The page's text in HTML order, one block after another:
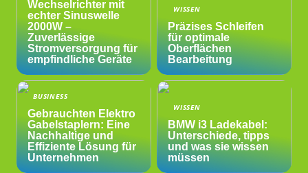
Wechselrichter mit
echter Sinuswelle
2000W –
Zuverlässige
Stromversorgung für
empfindliche Geräte
WISSEN
Präzises Schleifen
für optimale
Oberflächen
Bearbeitung
BUSINESS
Gebrauchten Elektro
Gabelstaplern: Eine
Nachhaltige und
Effiziente Lösung für
Unternehmen
WISSEN
BMW i3 Ladekabel:
Unterschiede, tipps
und was sie wissen
müssen